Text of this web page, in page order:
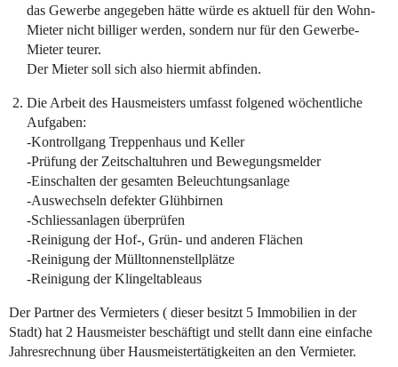
das Gewerbe angegeben hätte würde es aktuell für den Wohn-
Mieter nicht billiger werden, sondern nur für den Gewerbe-
Mieter teurer.
Der Mieter soll sich also hiermit abfinden.
Die Arbeit des Hausmeisters umfasst folgened wöchentliche
Aufgaben:
-Kontrollgang Treppenhaus und Keller
-Prüfung der Zeitschaltuhren und Bewegungsmelder
-Einschalten der gesamten Beleuchtungsanlage
-Auswechseln defekter Glühbirnen
-Schliessanlagen überprüfen
-Reinigung der Hof-, Grün- und anderen Flächen
-Reinigung der Mülltonnenstellplätze
-Reinigung der Klingeltableaus
Der Partner des Vermieters ( dieser besitzt 5 Immobilien in der
Stadt) hat 2 Hausmeister beschäftigt und stellt dann eine einfache
Jahresrechnung über Hausmeistertätigkeiten an den Vermieter.